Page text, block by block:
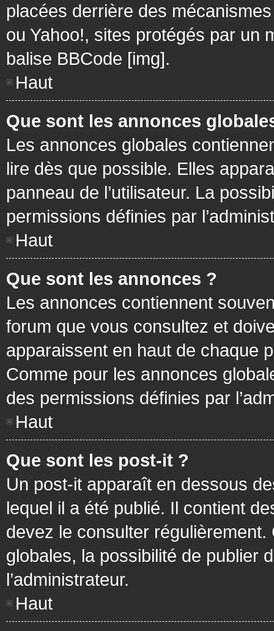
placées derrière des
ou Yahoo!, sites protégés par un
balise BBCode [img].
Haut
Que sont les annonces
Les annonces globales
lire dès que possible. Elles
panneau de l’utilisateur. La
permissions définies par
Haut
Que sont les annonces ?
Les annonces contiennent
forum que vous consultez et
apparaissent en haut de chaque
Comme pour les annonces
des permissions définies par
Haut
Que sont les post-it ?
Un post-it apparaît en dessous
lequel il a été publié. Il contient
devez le consulter
globales, la possibilité de publier
l’administrateur.
Haut